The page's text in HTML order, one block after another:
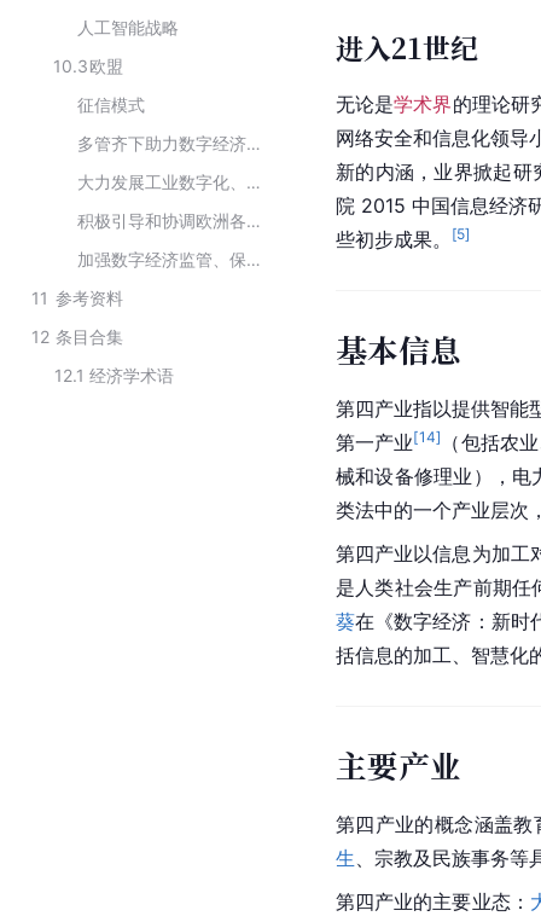
人工智能战略
10.3欧盟
征信模式
多管齐下助力数字经济发展
大力发展工业数字化、企业数字化
积极引导和协调欧洲各国加大数字投资
加强数字经济监管、保证数字企业公平竞争
11 参考资料
12 条目合集
12.1 经济学术语
进入21世纪
无论是学术界的理论研
网络安全和信息化领导
新的内涵，业界掀起
院 2015 中国信息经济
些初步成果。
[5]
基本信息
第四产业指以提供智能
第一产业[14]
（包括农
械和设备修理业），电
类法中的一个产业层次
第四产业以信息为加工
是人类社会生产前期任
葵在《数字经济：新时
括信息的加工、智慧化
主要产业
第四产业的概念涵盖
生、宗教及民族事务等
第四产业的主要业态：